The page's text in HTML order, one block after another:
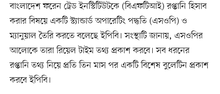
বাংলাদেশ ফরেন ট্রেড ইনস্টিটিউটকে (বিএফটিআই) রপ্তানি হিসাব
করার বিষয়ে একটি স্ট্যান্ডার্ড অপারেটিং পদ্ধতি (এসওপি) ও
ম্যানুয়াল তৈরি করতে বলেছে ইপিবি। সংস্থাটি জানায়, এসওপির
আলোকে তারা রিয়েল টাইম তথ্য প্রকাশ করবে। সব ধরনের
রপ্তানি তথ্য নিয়ে প্রতি তিন মাস পর একটি বিশেষ বুলেটিন প্রকাশ
করবে ইপিবি।